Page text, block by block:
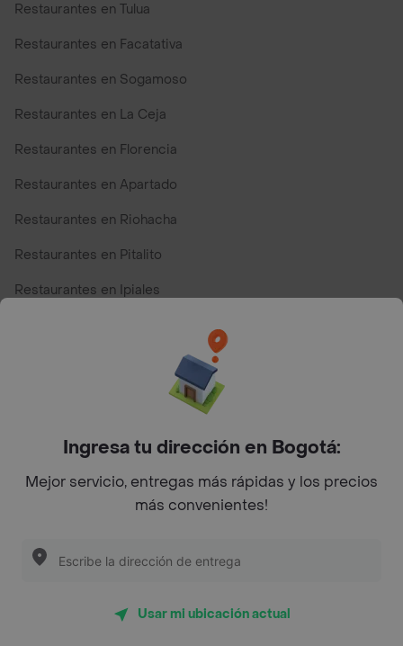
Restaurantes en Tulua
Restaurantes en Facatativa
Restaurantes en Sogamoso
Restaurantes en La Ceja
Restaurantes en Florencia
Restaurantes en Apartado
Restaurantes en Riohacha
Restaurantes en Pitalito
Restaurantes en Ipiales
Top Marcas y Cadenas de Restaurantes
Encuéntranos en estos países
App Store Google play
Restaurantes cerca de mi para pedir Comida a Domicilio -
Ingresa tu dirección en Bogotá:
Mejor servicio, entregas más rápidas y los precios
más convenientes!
Usar mi ubicación actual